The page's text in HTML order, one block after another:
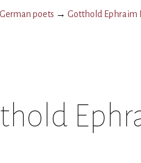
German poets → Gotthold Ephraim